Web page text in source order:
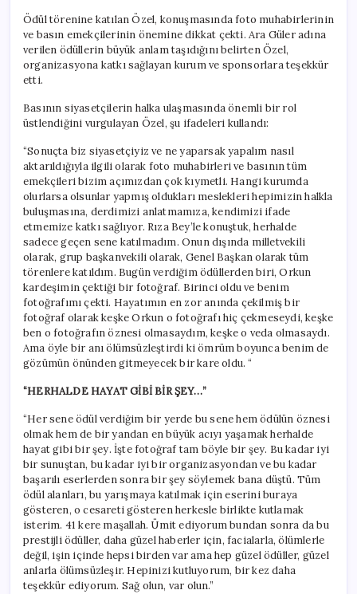
Ödül törenine katılan Özel, konuşmasında foto muhabirlerinin
ve basın emekçilerinin önemine dikkat çekti. Ara Güler adına
verilen ödüllerin büyük anlam taşıdığını belirten Özel,
organizasyona katkı sağlayan kurum ve sponsorlara teşekkür
etti.
Basının siyasetçilerin halka ulaşmasında önemli bir rol
üstlendiğini vurgulayan Özel, şu ifadeleri kullandı:
“Sonuçta biz siyasetçiyiz ve ne yaparsak yapalım nasıl
aktarıldığıyla ilgili olarak foto muhabirleri ve basının tüm
emekçileri bizim açımızdan çok kıymetli. Hangi kurumda
olurlarsa olsunlar yapmış oldukları meslekleri hepimizin halkla
buluşmasına, derdimizi anlatmamıza, kendimizi ifade
etmemize katkı sağlıyor. Rıza Bey’le konuştuk, herhalde
sadece geçen sene katılmadım. Onun dışında milletvekili
olarak, grup başkanvekili olarak, Genel Başkan olarak tüm
törenlere katıldım. Bugün verdiğim ödüllerden biri, Orkun
kardeşimin çektiği bir fotoğraf. Birinci oldu ve benim
fotoğrafımı çekti. Hayatımın en zor anında çekilmiş bir
fotoğraf olarak keşke Orkun o fotoğrafı hiç çekmeseydi, keşke
ben o fotoğrafın öznesi olmasaydım, keşke o veda olmasaydı.
Ama öyle bir anı ölümsüzleştirdi ki ömrüm boyunca benim de
gözümün önünden gitmeyecek bir kare oldu. “
“HERHALDE HAYAT GİBİ BİR ŞEY…”
“Her sene ödül verdiğim bir yerde bu sene hem ödülün öznesi
olmak hem de bir yandan en büyük acıyı yaşamak herhalde
hayat gibi bir şey. İşte fotoğraf tam böyle bir şey. Bu kadar iyi
bir sunuştan, bu kadar iyi bir organizasyondan ve bu kadar
başarılı eserlerden sonra bir şey söylemek bana düştü. Tüm
ödül alanları, bu yarışmaya katılmak için eserini buraya
gösteren, o cesareti gösteren herkesle birlikte kutlamak
isterim. 41 kere maşallah. Ümit ediyorum bundan sonra da bu
prestijli ödüller, daha güzel haberler için, facialarla, ölümlerle
değil, işin içinde hepsi birden var ama hep güzel ödüller, güzel
anlarla ölümsüzleşir. Hepinizi kutluyorum, bir kez daha
teşekkür ediyorum. Sağ olun, var olun.”